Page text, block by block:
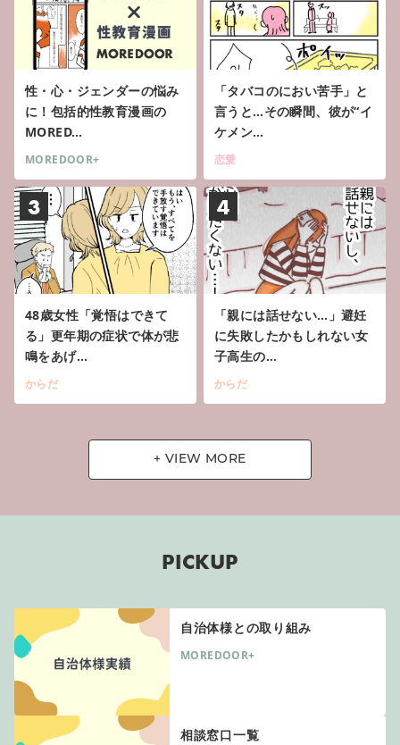
性・心・ジェンダーの悩み
に！包括的性教育漫画の
MORED…
MOREDOOR+
「タバコのにおい苦手」と
言うと…その瞬間、彼が“イ
ケメン…
恋愛
3
48歳女性「覚悟はできて
る」更年期の症状で体が悲
鳴をあげ…
からだ
4
「親には話せない…」避妊
に失敗したかもしれない女
子高生の…
からだ
+ VIEW MORE
PICKUP
自治体様との取り組み
MOREDOOR+
相談窓口一覧